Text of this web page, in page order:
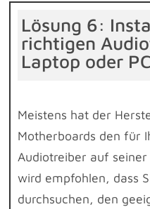
Lösung 6:
richtigen
Laptop oder PC
Meistens hat der
Motherboards den für
Audiotreiber auf
wird empfohlen, dass
durchsuchen, den